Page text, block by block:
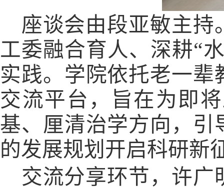
座谈会由段亚敏主持
工委融合育人、深耕“
实践。学院依托老一辈
交流平台，旨在为即
基、厘清治学方向，
的发展规划开启科研新
交流分享环节，许广